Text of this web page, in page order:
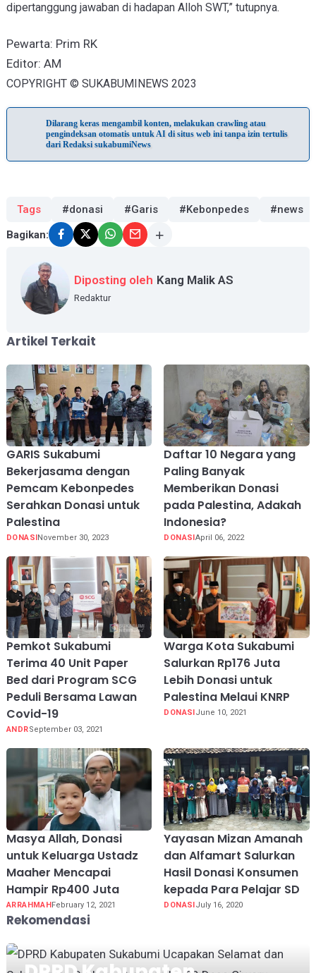
dipertanggung jawaban di hadapan Alloh SWT,” tutupnya.
Pewarta: Prim RK
Editor: AM
COPYRIGHT © SUKABUMINEWS 2023
Dilarang keras mengambil konten, melakukan crawling atau
pengindeksan otomatis untuk AI di situs web ini tanpa izin tertulis
dari Redaksi sukabumiNews
Tags #donasi #Garis #Kebonpedes #news
Bagikan:
Diposting oleh Kang Malik AS
Redaktur
Artikel Terkait
GARIS Sukabumi
Bekerjasama dengan
Pemcam Kebonpedes
Serahkan Donasi untuk
Palestina
DONASI November 30, 2023
Daftar 10 Negara yang
Paling Banyak
Memberikan Donasi
pada Palestina, Adakah
Indonesia?
DONASI April 06, 2022
Pemkot Sukabumi
Terima 40 Unit Paper
Bed dari Program SCG
Peduli Bersama Lawan
Covid-19
ANDRSeptember 03, 2021
Warga Kota Sukabumi
Salurkan Rp176 Juta
Lebih Donasi untuk
Palestina Melaui KNRP
DONASI June 10, 2021
Masya Allah, Donasi
untuk Keluarga Ustadz
Maaher Mencapai
Hampir Rp400 Juta
ARRAHMAHFebruary 12, 2021
Yayasan Mizan Amanah
dan Alfamart Salurkan
Hasil Donasi Konsumen
kepada Para Pelajar SD
DONASIJuly 16, 2020
Rekomendasi